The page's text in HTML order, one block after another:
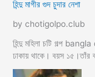
হিন্দু মাগীর গুদ চুদার নেশা
by chotigolpo.club
হিন্দু মহিলা চটি গল্প
ঢাকায় থাকে। বয়স ১৫।তাঁর